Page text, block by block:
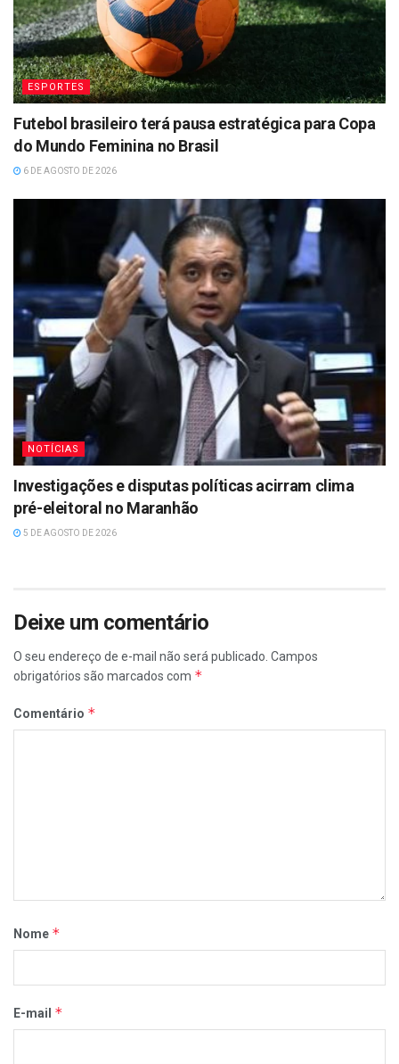
ESPORTES
Futebol brasileiro terá pausa estratégica para Copa
do Mundo Feminina no Brasil
6 DE AGOSTO DE 2026
NOTÍCIAS
Investigações e disputas políticas acirram clima
pré-eleitoral no Maranhão
5 DE AGOSTO DE 2026
Deixe um comentário
O seu endereço de e-mail não será publicado. Campos
obrigatórios são marcados com *
Comentário *
Nome *
E-mail *